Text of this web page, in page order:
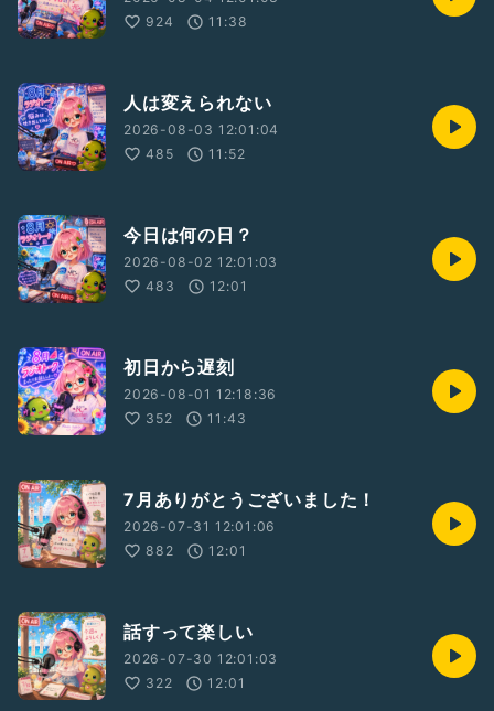
924
11:38
人は変えられない
2026-08-03 12:01:04
485
11:52
今日は何の日？
2026-08-02 12:01:03
483
12:01
初日から遅刻
2026-08-01 12:18:36
352
11:43
7月ありがとうございました！
2026-07-31 12:01:06
882
12:01
話すって楽しい
2026-07-30 12:01:03
322
12:01